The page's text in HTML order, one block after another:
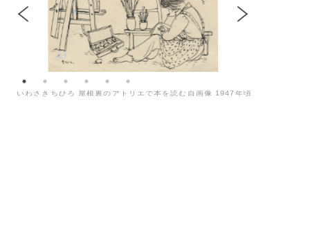
いわさきちひろ 屋根裏のアトリエで本を読む自画像 1947年頃